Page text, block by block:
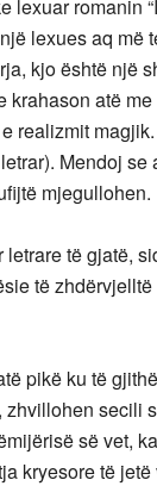
romanin
lexues aq më
kjo është një
atë
realizmit
Mendoj se
mjegullohen.
të gjatë,
të
pikë ku të
secili
së vet,
kryesore të